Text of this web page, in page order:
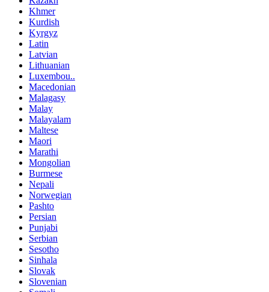
Khmer
Kurdish
Kyrgyz
Latin
Latvian
Lithuanian
Luxembou..
Macedonian
Malagasy
Malay
Malayalam
Maltese
Maori
Marathi
Mongolian
Burmese
Nepali
Norwegian
Pashto
Persian
Punjabi
Serbian
Sesotho
Sinhala
Slovak
Slovenian